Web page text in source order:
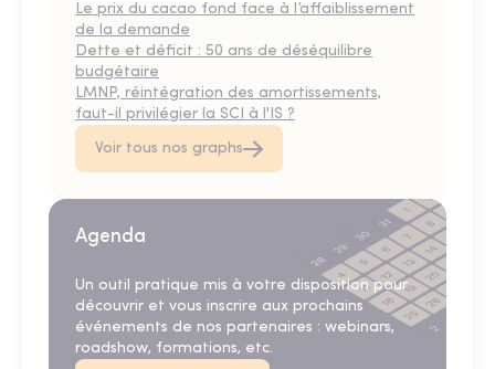
Le prix du cacao fond face à l’affaiblissement
de la demande
Dette et déficit : 50 ans de déséquilibre
budgétaire
LMNP, réintégration des amortissements,
faut-il privilégier la SCI à l'IS ?
Voir tous nos graphs
Agenda
Un outil pratique mis à votre disposition pour
découvrir et vous inscrire aux prochains
événements de nos partenaires : webinars,
roadshow, formations, etc.